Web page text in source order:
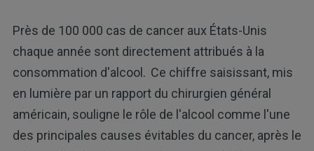
Près de 100 000 cas de cancer aux États-Unis
chaque année sont directement attribués à la
consommation d'alcool. Ce chiffre saisissant, mis
en lumière par un rapport du chirurgien général
américain, souligne le rôle de l'alcool comme l'une
des principales causes évitables du cancer, après le